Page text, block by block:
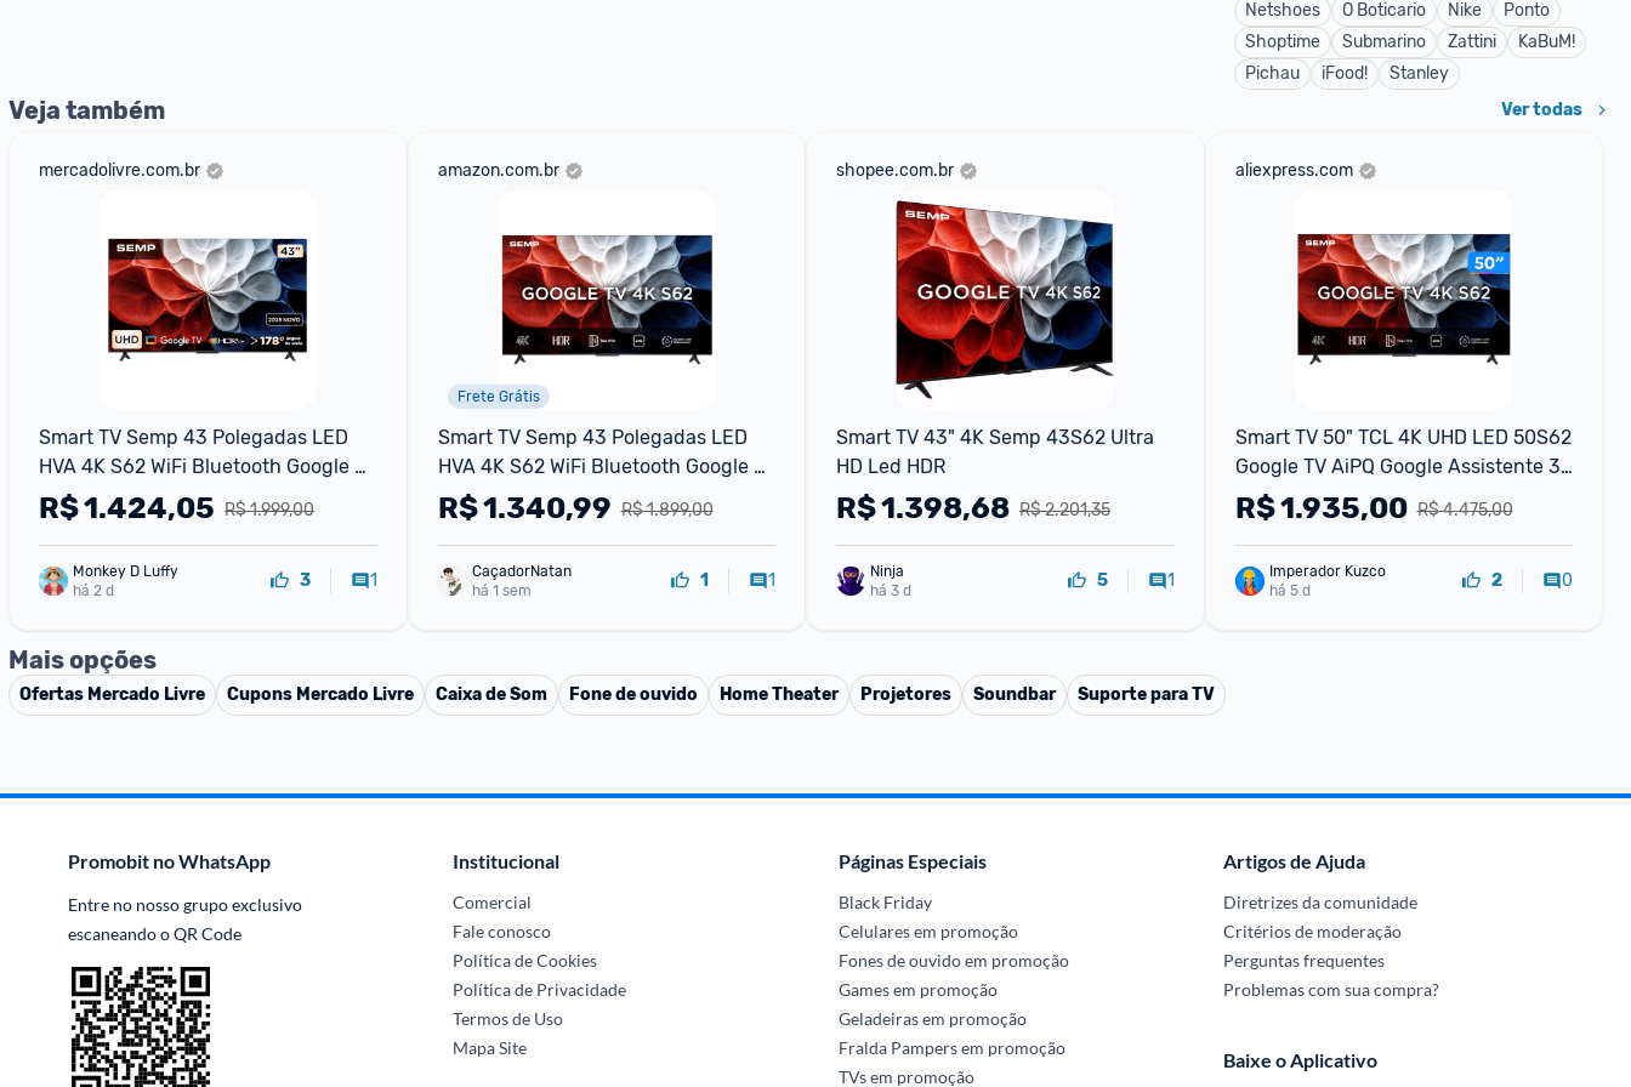
Netshoes
O Boticario Nike
Ponto
Shoptime
Submarino Zattini
KaBuM!
Pichau
iFood! Stanley
Veja também Ver todas
mercadolivre.com.br
Smart TV Semp 43 Polegadas LED
HVA 4K S62 WiFi Bluetooth Google
TV 3 HDMI HDR10+ Dolby Audio
43S62
R$ 1.999,00
R$1.424,05
Monkey D Luffy
há 2 d
3 1
amazon.com.br
Frete Grátis
Smart TV Semp 43 Polegadas LED
HVA 4K S62 WiFi Bluetooth Google
TV 3 HDMI HDR10+ Dolby Audio
43S62
R$ 1.899,00
R$1.340,99
CaçadorNatan
há 1 sem
1 1
shopee.com.br
Smart TV 43" 4K Semp 43S62 Ultra
HD Led HDR
R$ 2.201,35
R$1.398,68
há 3 d
5 1
aliexpress.com
Smart TV 50" TCL 4K UHD LED 50S62
Google TV AiPQ Google Assistente 3
HDMI
R$ 4.475,00
R$1.935,00
Imperador Kuzco
há 5 d
2 0
Mais opções
Ofertas Mercado Livre Cupons Mercado Livre Caixa de Som Fone de ouvido Home Theater Projetores Soundbar Suporte para TV
Promobit no WhatsApp
Entre no nosso grupo exclusivo
escaneando o QR Code
Institucional
Comercial
Fale conosco
Política de Cookies
Política de Privacidade
Termos de Uso
Mapa Site
Páginas Especiais
Black Friday
Celulares em promoção
Fones de ouvido em promoção
Games em promoção
Geladeiras em promoção
Fralda Pampers em promoção
TVs em promoção
Artigos de Ajuda
Diretrizes da comunidade
Critérios de moderação
Perguntas frequentes
Problemas com sua compra?
Baixe o Aplicativo